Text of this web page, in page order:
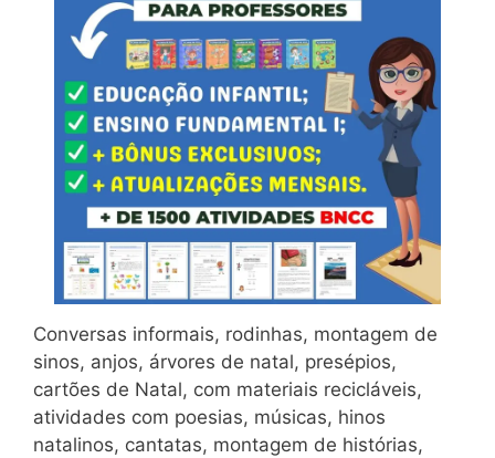
Conversas informais, rodinhas, montagem de
sinos, anjos, árvores de natal, presépios,
cartões de Natal, com materiais recicláveis,
atividades com poesias, músicas, hinos
natalinos, cantatas, montagem de histórias,